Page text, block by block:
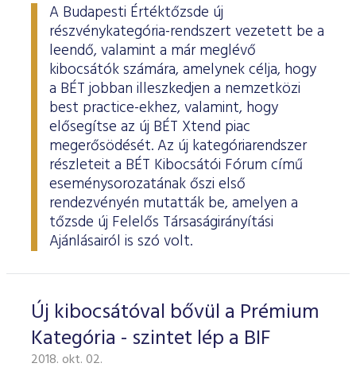
A Budapesti Értéktőzsde új
részvénykategória-rendszert vezetett be a
leendő, valamint a már meglévő
kibocsátók számára, amelynek célja, hogy
a BÉT jobban illeszkedjen a nemzetközi
best practice-ekhez, valamint, hogy
elősegítse az új BÉT Xtend piac
megerősödését. Az új kategóriarendszer
részleteit a BÉT Kibocsátói Fórum című
eseménysorozatának őszi első
rendezvényén mutatták be, amelyen a
tőzsde új Felelős Társaságirányítási
Ajánlásairól is szó volt.
Új kibocsátóval bővül a Prémium
Kategória - szintet lép a BIF
2018. okt. 02.